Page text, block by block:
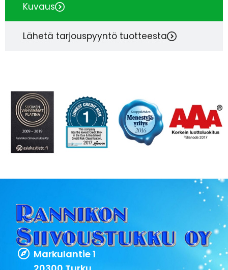
Kuvaus
Lähetä tarjouspyyntö tuotteesta
Markulantie 1